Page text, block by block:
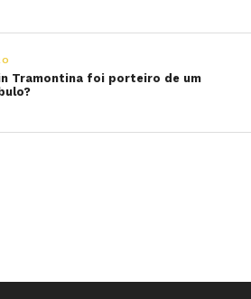
Tramontina foi porteiro de um